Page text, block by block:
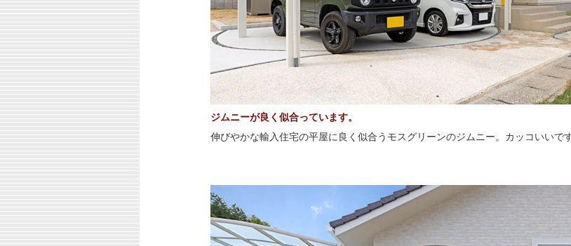
ジムニーが良く似合っています。
伸びやかな輸入住宅の平屋に良く似合うモスグリーンのジムニー。カッコいいで